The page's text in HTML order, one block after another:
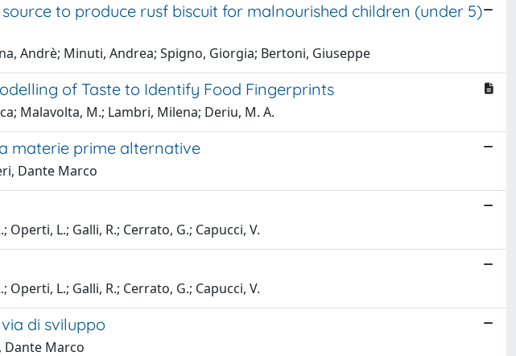
to produce rusf biscuit for malnourished children (under 5)
Andrè; Minuti, Andrea; Spigno, Giorgia; Bertoni, Giuseppe
of Taste to Identify Food Fingerprints
Malavolta, M.; Lambri, Milena; Deriu, M. A.
materie prime alternative
Dante Marco
L.; Galli, R.; Cerrato, G.; Capucci, V.
L.; Galli, R.; Cerrato, G.; Capucci, V.
di sviluppo
Dante Marco